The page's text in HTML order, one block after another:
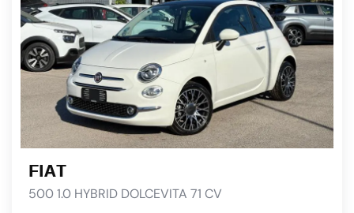
FIAT
500 1.0 HYBRID DOLCEVITA 71 CV